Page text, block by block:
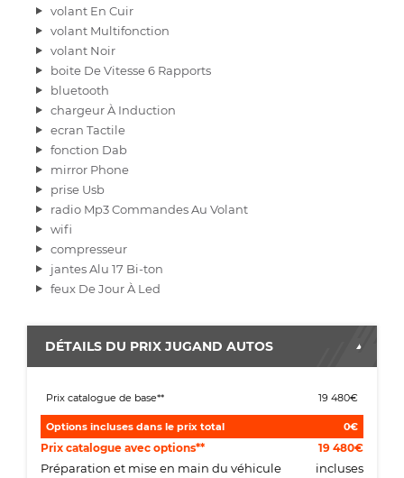
volant En Cuir
volant Multifonction
volant Noir
boite De Vitesse 6 Rapports
bluetooth
chargeur À Induction
ecran Tactile
fonction Dab
mirror Phone
prise Usb
radio Mp3 Commandes Au Volant
wifi
compresseur
jantes Alu 17 Bi-ton
feux De Jour À Led
DÉTAILS DU PRIX JUGAND AUTOS
Prix catalogue de base** 19 480€
Options incluses dans le prix total 0€
Prix catalogue avec options** 19 480€
Préparation et mise en main du véhicule incluses